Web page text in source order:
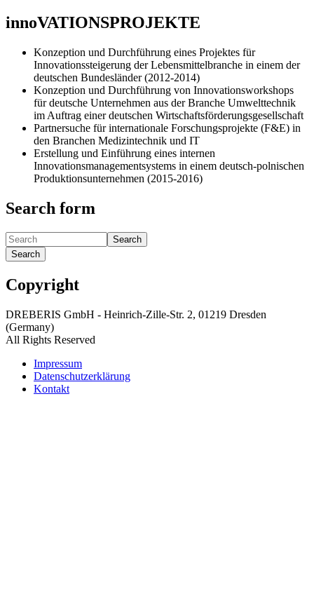
innoVATIONSPROJEKTE
Konzeption und Durchführung eines Projektes für
Innovationssteigerung der Lebensmittelbranche in einem der
deutschen Bundesländer (2012-2014)
Konzeption und Durchführung von Innovationsworkshops
für deutsche Unternehmen aus der Branche Umwelttechnik
im Auftrag einer deutschen Wirtschaftsförderungsgesellschaft
Partnersuche für internationale Forschungsprojekte (F&E) in
den Branchen Medizintechnik und IT
Erstellung und Einführung eines internen
Innovationsmanagementsystems in einem deutsch-polnischen
Produktionsunternehmen (2015-2016)
Search form
Search
Search
Copyright
DREBERIS GmbH - Heinrich-Zille-Str. 2, 01219 Dresden
(Germany)
All Rights Reserved
Impressum
Datenschutzerklärung
Kontakt